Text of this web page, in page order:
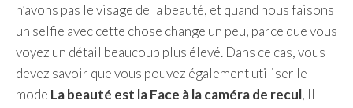
n’avons pas le visage de la beauté, et quand nous faisons
un selfie avec cette chose change un peu, parce que vous
voyez un détail beaucoup plus élevé. Dans ce cas, vous
devez savoir que vous pouvez également utiliser le
mode La beauté est la Face à la caméra de recul, Il